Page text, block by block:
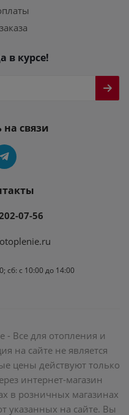
в курсе!
на связи
07-56
сб: с 10:00 до 14:00
- Все для отопления и
на сайте не является
цены действуют только
интернет-магазин
в розничных магазинах
указанных на сайте. Вы